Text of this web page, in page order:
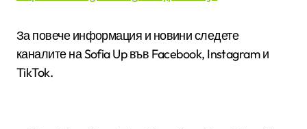
За повече информация и новини следете
каналите на Sofia Up във Facebook, Instagram и
TikTok.